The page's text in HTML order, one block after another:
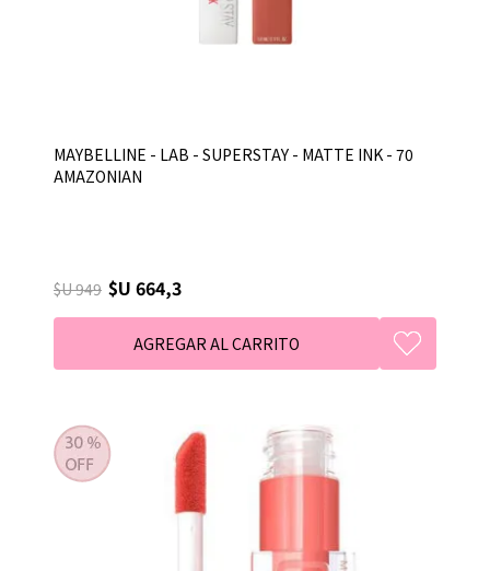
MAYBELLINE - LAB - SUPERSTAY - MATTE INK - 70
AMAZONIAN
$U 949 $U 664,3